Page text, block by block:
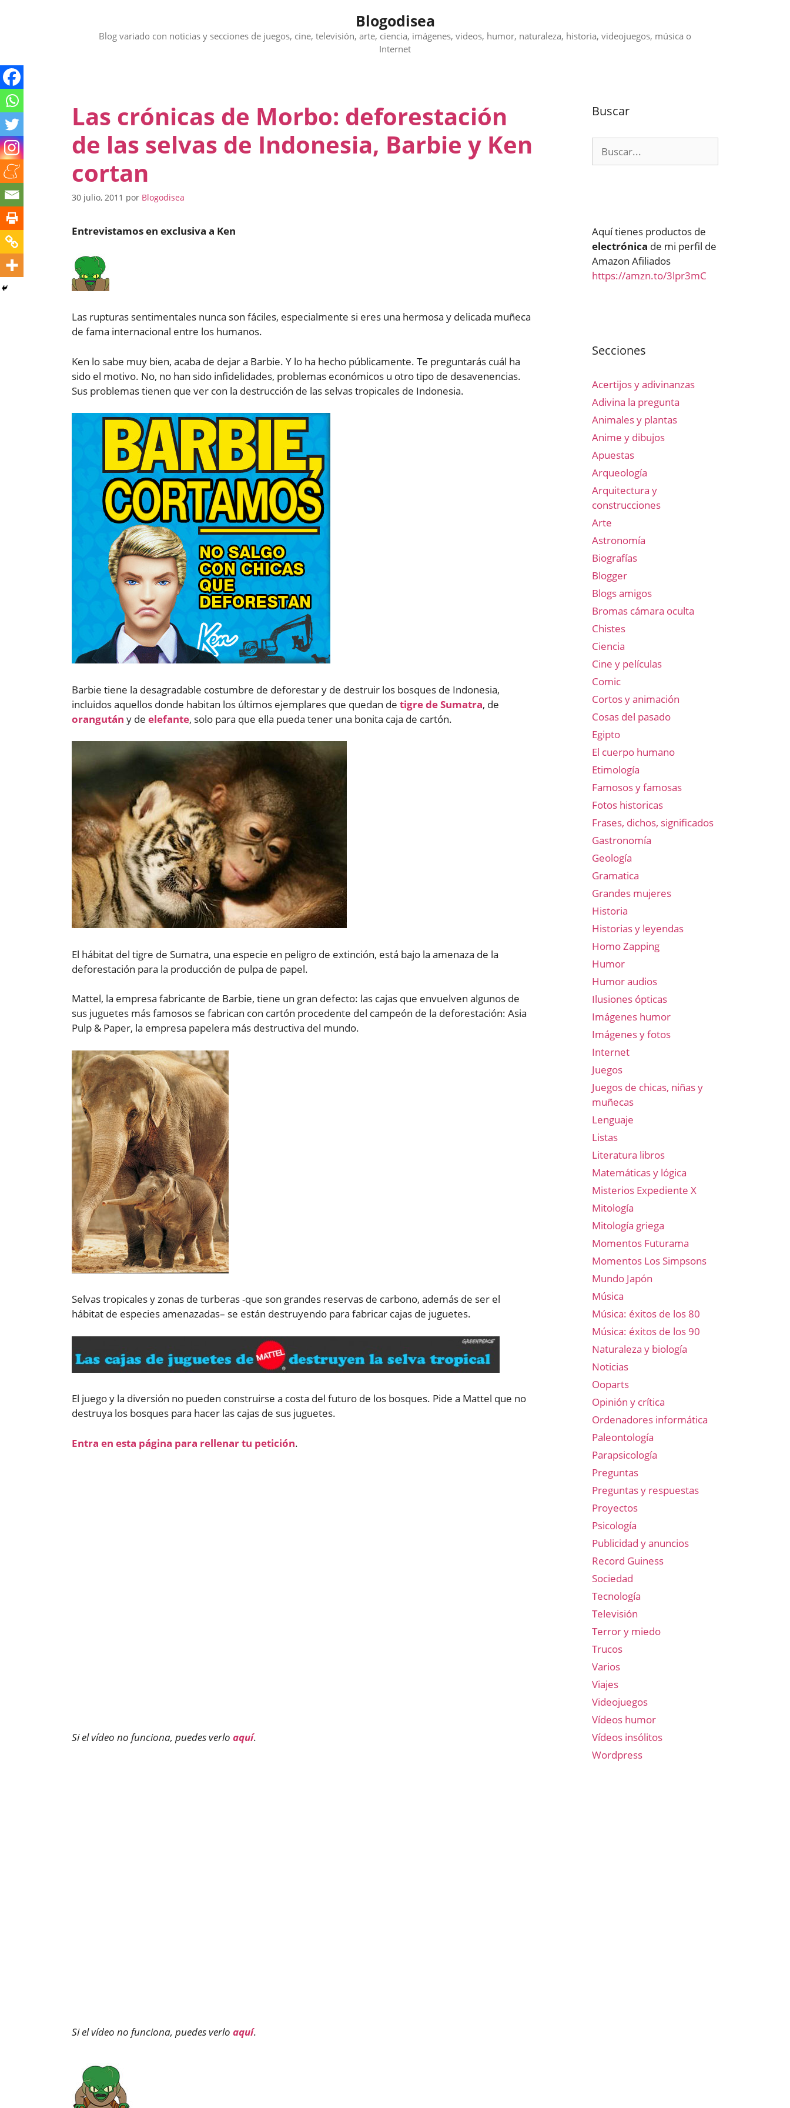
Blogodisea
Blog variado con noticias y secciones de juegos, cine, televisión, arte, ciencia, imágenes, videos, humor, naturaleza, historia, videojuegos, música o
Internet
Las crónicas de Morbo: deforestación
de las selvas de Indonesia, Barbie y Ken
cortan
30 julio, 2011 por Blogodisea
Entrevistamos en exclusiva a Ken
Las rupturas sentimentales nunca son fáciles, especialmente si eres una hermosa y delicada muñeca
de fama internacional entre los humanos.
Ken lo sabe muy bien, acaba de dejar a Barbie. Y lo ha hecho públicamente. Te preguntarás cuál ha
sido el motivo. No, no han sido infidelidades, problemas económicos u otro tipo de desavenencias.
Sus problemas tienen que ver con la destrucción de las selvas tropicales de Indonesia.
Barbie tiene la desagradable costumbre de deforestar y de destruir los bosques de Indonesia,
incluidos aquellos donde habitan los últimos ejemplares que quedan de tigre de Sumatra, de
orangután y de elefante, solo para que ella pueda tener una bonita caja de cartón.
El hábitat del tigre de Sumatra, una especie en peligro de extinción, está bajo la amenaza de la
deforestación para la producción de pulpa de papel.
Mattel, la empresa fabricante de Barbie, tiene un gran defecto: las cajas que envuelven algunos de
sus juguetes más famosos se fabrican con cartón procedente del campeón de la deforestación: Asia
Pulp & Paper, la empresa papelera más destructiva del mundo.
Selvas tropicales y zonas de turberas -que son grandes reservas de carbono, además de ser el
hábitat de especies amenazadas– se están destruyendo para fabricar cajas de juguetes.
El juego y la diversión no pueden construirse a costa del futuro de los bosques. Pide a Mattel que no
destruya los bosques para hacer las cajas de sus juguetes.
Entra en esta página para rellenar tu petición.
Si el vídeo no funciona, puedes verlo aquí.
Si el vídeo no funciona, puedes verlo aquí.
Buscar
Aquí tienes productos de
electrónica de mi perfil de
Amazon Afiliados
https://amzn.to/3lpr3mC
Secciones
Acertijos y adivinanzas
Adivina la pregunta
Animales y plantas
Anime y dibujos
Apuestas
Arqueología
Arquitectura y
construcciones
Arte
Astronomía
Biografías
Blogger
Blogs amigos
Bromas cámara oculta
Chistes
Ciencia
Cine y películas
Comic
Cortos y animación
Cosas del pasado
Egipto
El cuerpo humano
Etimología
Famosos y famosas
Fotos historicas
Frases, dichos, significados
Gastronomía
Geología
Gramatica
Grandes mujeres
Historia
Historias y leyendas
Homo Zapping
Humor
Humor audios
Ilusiones ópticas
Imágenes humor
Imágenes y fotos
Internet
Juegos
Juegos de chicas, niñas y
muñecas
Lenguaje
Listas
Literatura libros
Matemáticas y lógica
Misterios Expediente X
Mitología
Mitología griega
Momentos Futurama
Momentos Los Simpsons
Mundo Japón
Música
Música: éxitos de los 80
Música: éxitos de los 90
Naturaleza y biología
Noticias
Ooparts
Opinión y crítica
Ordenadores informática
Paleontología
Parapsicología
Preguntas
Preguntas y respuestas
Proyectos
Psicología
Publicidad y anuncios
Record Guiness
Sociedad
Tecnología
Televisión
Terror y miedo
Trucos
Varios
Viajes
Videojuegos
Vídeos humor
Vídeos insólitos
Wordpress